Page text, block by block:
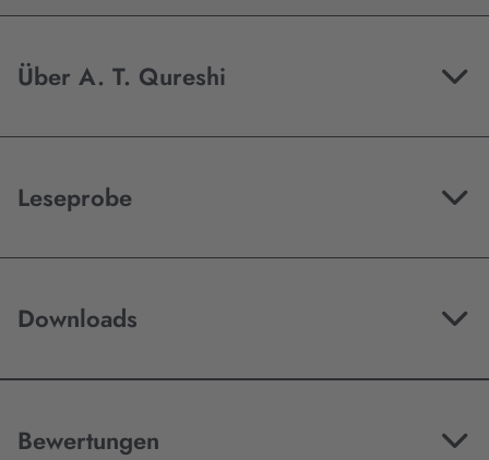
Über A. T. Qureshi
Leseprobe
Downloads
Bewertungen